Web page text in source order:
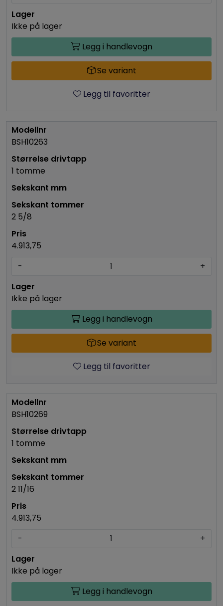
Ikke på lager
Legg i handlevogn
Se variant
Legg til favoritter
BSH10263
1 tomme
2 5/8
4.913,75
-
+
Ikke på lager
Legg i handlevogn
Se variant
Legg til favoritter
BSH10269
1 tomme
2 11/16
4.913,75
-
+
Ikke på lager
Legg i handlevogn